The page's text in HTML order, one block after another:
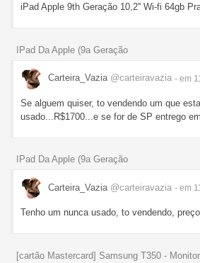
iPad Apple 9th Geração 10,2'' Wi-fi 64gb
IPad Da Apple (9a Geração
Carteira_Vazia @carteiravazia - em
Se alguem quiser, to vendendo um que
usado...R$1700...e se for de SP entrego
IPad Da Apple (9a Geração
Carteira_Vazia @carteiravazia - em
Tenho um nunca usado, to vendendo,
[cartão Mastercard] Samsung T350 -